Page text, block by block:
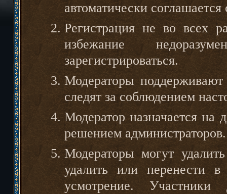
автоматически
Регистрация не во всех
избежание
зарегистрироваться.
Модераторы
следят за соблюдением
Модератор назначается
решением администраторов.
Модераторы могут
удалить или перенести
усмотрение. Участники